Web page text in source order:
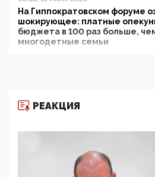
На Гиппократовском форуме
шокирующее: платные
бюджета в 100 раз больше,
многодетные семьи
11:53, 09 Июня 2026
деятельность ИИТО ЮНЕСКО в
цифроглобалисты
повестку в образовании
09:43, 01 Июня 2026
РЕАКЦИЯ